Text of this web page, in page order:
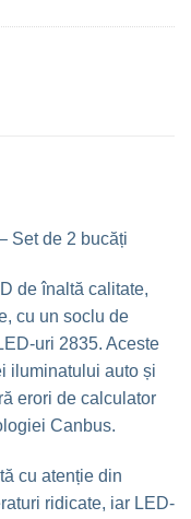
Set de 2 bucăți
de înaltă calitate,
cu un soclu de
uri 2835. Aceste
iluminatului auto și
erori de calculator
Canbus.
cu atenție din
ridicate, iar LED-